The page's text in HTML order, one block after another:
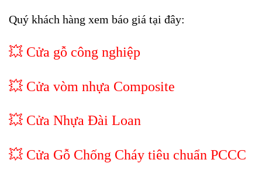
Quý khách hàng xem báo giá tại đây:
💥 Cửa gỗ công nghiệp
💥 Cửa vòm nhựa Composite
💥 Cửa Nhựa Đài Loan
💥 Cửa Gỗ Chống Cháy tiêu chuẩn PCCC